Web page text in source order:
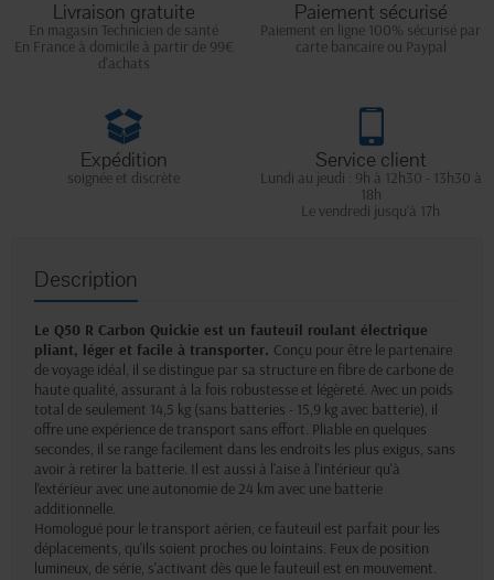
Livraison gratuite
En magasin Technicien de santé
En France à domicile à partir de 99€
d'achats
Paiement sécurisé
Paiement en ligne 100% sécurisé par
carte bancaire ou Paypal
Expédition
soignée et discrète
Service client
Lundi au jeudi : 9h à 12h30 - 13h30 à
18h
Le vendredi jusqu'à 17h
Description
Le Q50 R Carbon Quickie est un fauteuil roulant électrique
pliant, léger et facile à transporter. Conçu pour être le partenaire
de voyage idéal, il se distingue par sa structure en fibre de carbone de
haute qualité, assurant à la fois robustesse et légèreté. Avec un poids
total de seulement 14,5 kg (sans batteries - 15,9 kg avec batterie), il
offre une expérience de transport sans effort. Pliable en quelques
secondes, il se range facilement dans les endroits les plus exigus, sans
avoir à retirer la batterie. Il est aussi à l'aise à l'intérieur qu'à
l'extérieur avec une autonomie de 24 km avec une batterie
additionnelle.
Homologué pour le transport aérien, ce fauteuil est parfait pour les
déplacements, qu'ils soient proches ou lointains. Feux de position
lumineux, de série, s'activant dès que le fauteuil est en mouvement.